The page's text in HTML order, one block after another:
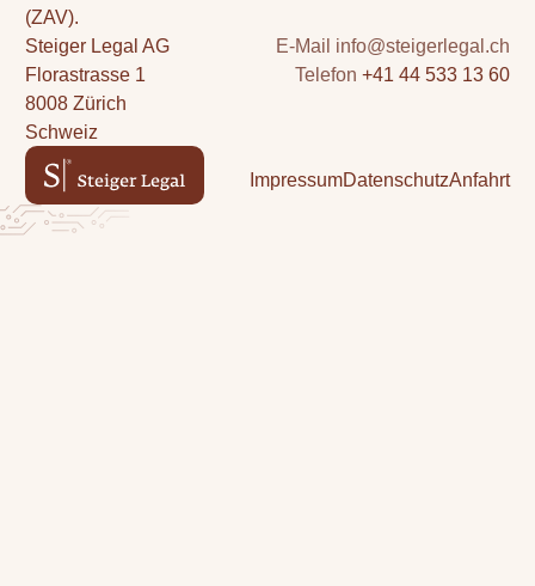
(ZAV).
Steiger Legal AG
Florastrasse 1
8008 Zürich
Schweiz
E-Mail info@steigerlegal.ch
Telefon +41 44 533 13 60
ImpressumDatenschutzAnfahrt